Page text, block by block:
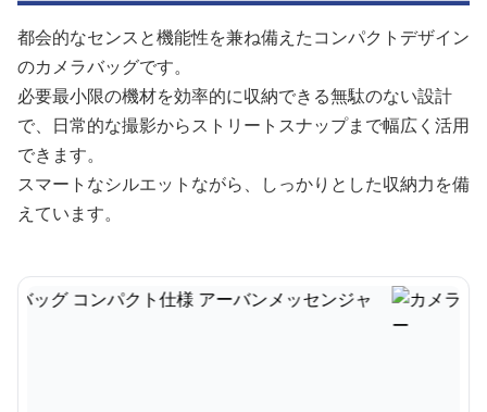
都会的なセンスと機能性を兼ね備えたコンパクトデザイン
のカメラバッグです。
必要最小限の機材を効率的に収納できる無駄のない設計
で、日常的な撮影からストリートスナップまで幅広く活用
できます。
スマートなシルエットながら、しっかりとした収納力を備
えています。